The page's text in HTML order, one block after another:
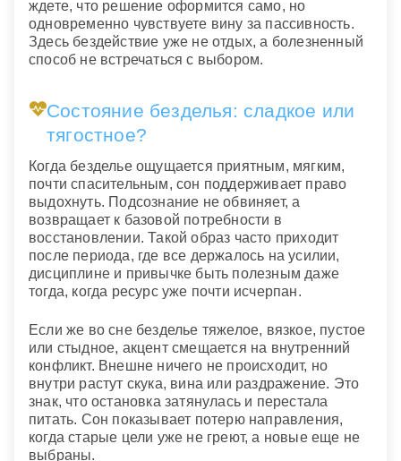
ждете, что решение оформится само, но
одновременно чувствуете вину за пассивность.
Здесь бездействие уже не отдых, а болезненный
способ не встречаться с выбором.
Состояние безделья: сладкое или
тягостное?
Когда безделье ощущается приятным, мягким,
почти спасительным, сон поддерживает право
выдохнуть. Подсознание не обвиняет, а
возвращает к базовой потребности в
восстановлении. Такой образ часто приходит
после периода, где все держалось на усилии,
дисциплине и привычке быть полезным даже
тогда, когда ресурс уже почти исчерпан.
Если же во сне безделье тяжелое, вязкое, пустое
или стыдное, акцент смещается на внутренний
конфликт. Внешне ничего не происходит, но
внутри растут скука, вина или раздражение. Это
знак, что остановка затянулась и перестала
питать. Сон показывает потерю направления,
когда старые цели уже не греют, а новые еще не
выбраны.